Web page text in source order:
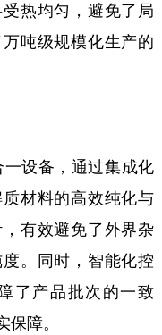
热均匀，避免了局
吨级规模化生产的
设备，通过集成化
材料的高效纯化与
有效避免了外界杂
。同时，智能化控
了产品批次的一致
障。